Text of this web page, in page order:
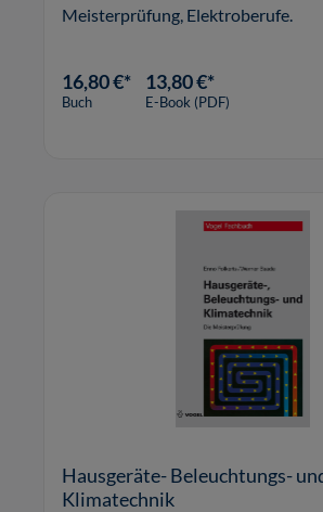
Meisterprüfung, Elektroberufe.
16,80 €*
Buch
13,80 €*
E-Book (PDF)
Hausgeräte- Beleuchtungs-
Klimatechnik